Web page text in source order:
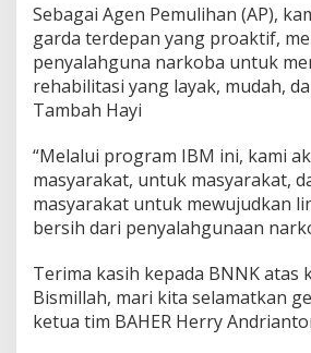
Sebagai Agen Pemulihan (AP),
garda terdepan yang proaktif,
penyalahguna narkoba untuk
rehabilitasi yang layak, mudah,
Tambah Hayi
“Melalui program IBM ini, kami
masyarakat, untuk masyarakat,
masyarakat untuk mewujudkan
bersih dari penyalahgunaan
Terima kasih kepada BNNK atas
Bismillah, mari kita selamatkan
ketua tim BAHER Herry